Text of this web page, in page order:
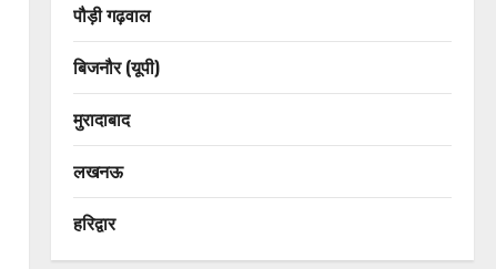
पौड़ी गढ़वाल
बिजनौर (यूपी)
मुरादाबाद
लखनऊ
हरिद्वार